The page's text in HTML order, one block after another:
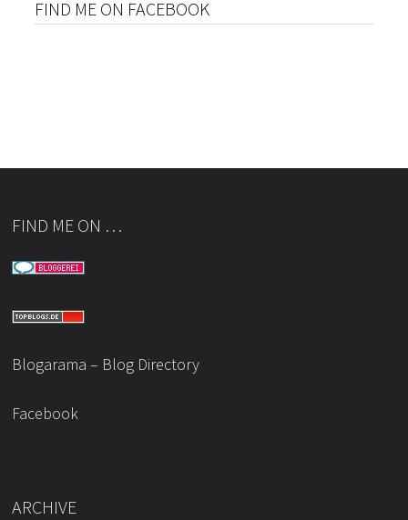
FIND ME ON FACEBOOK
FIND ME ON …
Blogarama – Blog Directory
Facebook
ARCHIVE